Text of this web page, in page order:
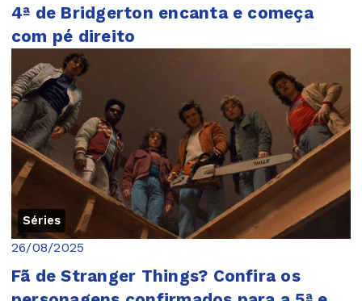
4ª de Bridgerton encanta e começa
com pé direito
Séries
26/08/2025
Fã de Stranger Things? Confira os